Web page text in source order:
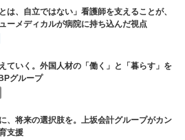
は、自立ではない」看護師を支えることが、
ーメディカルが病院に持ち込んだ視点
ていく。外国人材の「働く」と「暮らす」を
グループ
、将来の選択肢を。上坂会計グループがカン
支援